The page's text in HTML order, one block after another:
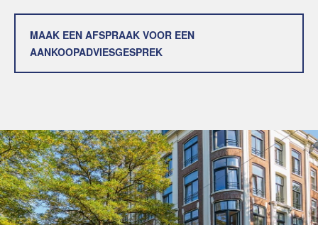
MAAK EEN AFSPRAAK VOOR EEN
AANKOOPADVIESGESPREK